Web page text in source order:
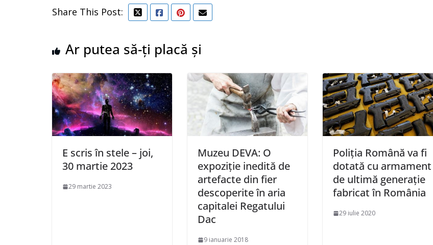
Share This Post:
Ar putea să-ți placă și
E scris în stele – joi,
30 martie 2023
29 martie 2023
Muzeu DEVA: O
expoziție inedită de
artefacte din fier
descoperite în aria
capitalei Regatului
Dac
9 ianuarie 2018
Poliția Română va fi
dotată cu armament
de ultimă generație
fabricat în România
29 iulie 2020